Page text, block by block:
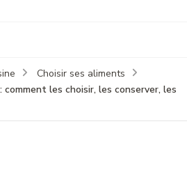
Choisir ses aliments
comment les choisir, les conserver, les